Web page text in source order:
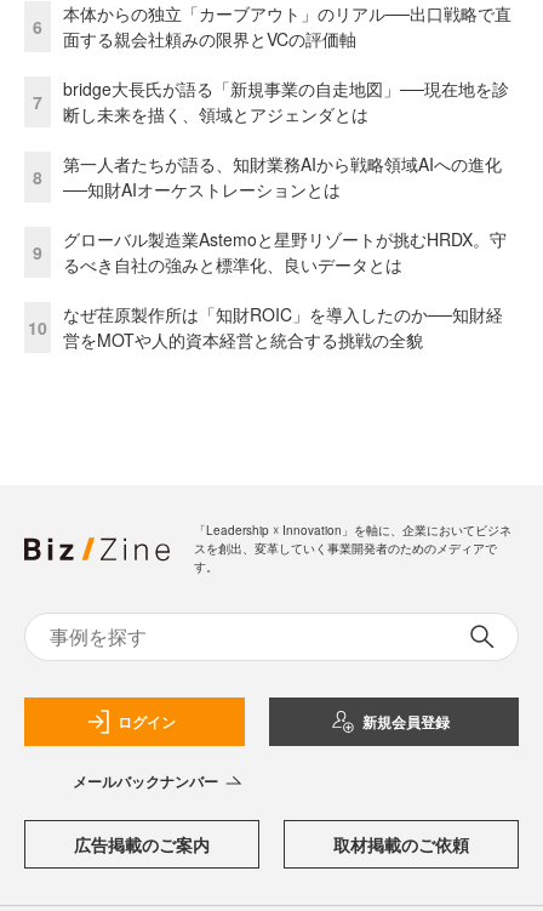
6
本体からの独立「カーブアウト」のリアル──出口戦略で直
面する親会社頼みの限界とVCの評価軸
7
bridge大長氏が語る「新規事業の自走地図」──現在地を診
断し未来を描く、領域とアジェンダとは
8
第一人者たちが語る、知財業務AIから戦略領域AIへの進化
──知財AIオーケストレーションとは
9
グローバル製造業Astemoと星野リゾートが挑むHRDX。守
るべき自社の強みと標準化、良いデータとは
10
なぜ荏原製作所は「知財ROIC」を導入したのか──知財経
営をMOTや人的資本経営と統合する挑戦の全貌
スを創出、変革していく事業開発者のためのメディアで
す。
ログイン 新規会員登録
メールバックナンバー
広告掲載のご案内 取材掲載のご依頼